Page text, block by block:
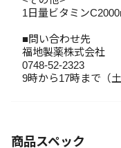
1日量ビタミン
■問い合わせ先
福地製薬株式会社
0748-52-2323
9時から17時まで（
商品スペック